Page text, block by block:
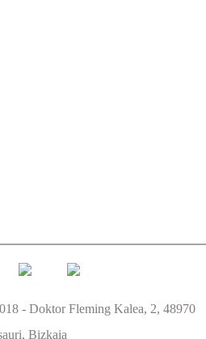
- Doktor Fleming Kalea, 2, 48970
Bizkaia